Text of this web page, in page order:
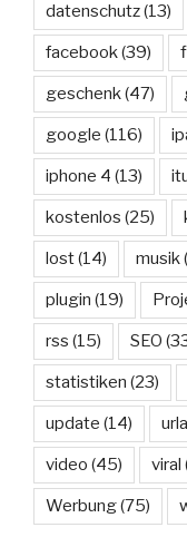
datenschutz(13)
facebook(39)
geschenk(47)
google (116)
iphone 4 (13)
kostenlos (25)
lost(14) musik
plugin (19)
rss (15) SEO
statistiken (23)
update (14)
video (45) viral
Werbung(75)